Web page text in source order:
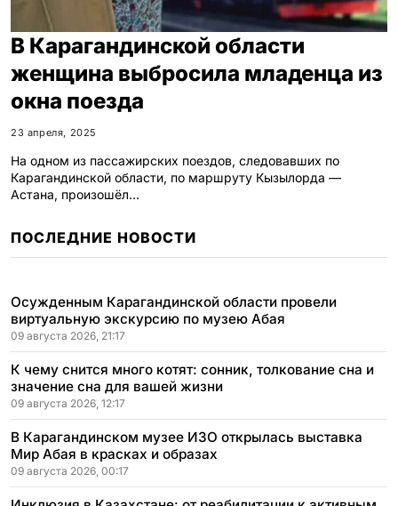
В Карагандинской области
женщина выбросила младенца из
окна поезда
23 апреля, 2025
На одном из пассажирских поездов, следовавших по
Карагандинской области, по маршруту Кызылорда —
Астана, произошёл…
ПОСЛЕДНИЕ НОВОСТИ
Осужденным Карагандинской области провели
виртуальную экскурсию по музею Абая
09 августа 2026, 21:17
К чему снится много котят: сонник, толкование сна и
значение сна для вашей жизни
09 августа 2026, 12:17
В Карагандинском музее ИЗО открылась выставка
Мир Абая в красках и образах
09 августа 2026, 00:17